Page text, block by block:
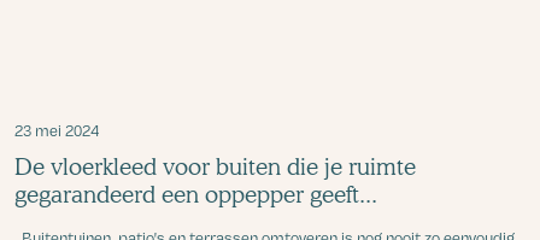
23 mei 2024
De vloerkleed voor buiten die je ruimte
gegarandeerd een oppepper geeft...